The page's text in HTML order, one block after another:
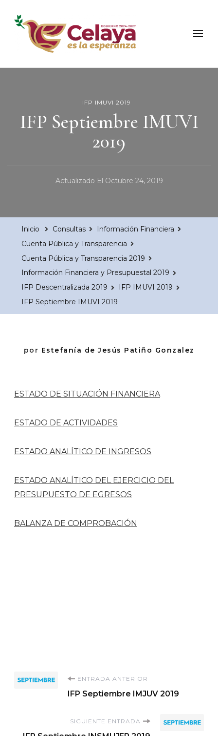
Municipio de Celaya
Portal Oficial del Municipio de Celaya
IFP IMUVI 2019
IFP Septiembre IMUVI
2019
Actualizado El Octubre 24, 2019
Inicio Consultas
Información Financiera
Cuenta Pública y Transparencia
Cuenta Pública y Transparencia 2019
Información Financiera y Presupuestal 2019
IFP Descentralizada 2019
IFP IMUVI 2019
IFP Septiembre IMUVI 2019
por Estefanía de Jesús Patiño Gonzalez
ESTADO DE SITUACIÓN FINANCIERA
ESTADO DE ACTIVIDADES
ESTADO ANALÍTICO DE INGRESOS
ESTADO ANALÍTICO DEL EJERCICIO DEL
PRESUPUESTO DE EGRESOS
BALANZA DE COMPROBACIÓN
Navegación
entradas
ENTRADA ANTERIOR
IFP Septiembre IMJUV 2019
SIGUIENTE ENTRADA